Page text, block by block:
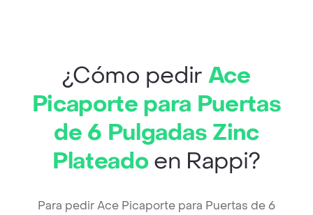
¿Cómo pedir Ace
Picaporte para Puertas
de 6 Pulgadas Zinc
Plateadoen Rappi?
Para pedir Ace Picaporte para Puertas de 6